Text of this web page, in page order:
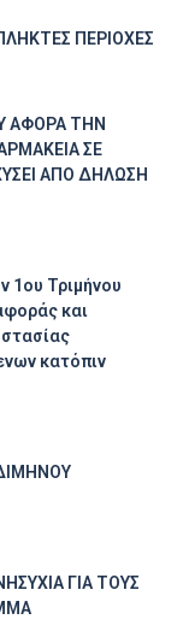
ΠΕΡΙΟΧΕΣ
ΑΦΟΡΑ ΤΗΝ
ΣΕ
ΑΠΟ ΔΗΛΩΣΗ
Τριμήνου
και
κατόπιν
ΓΙΑ ΤΟΥΣ